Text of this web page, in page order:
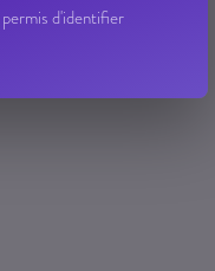
d'identifier